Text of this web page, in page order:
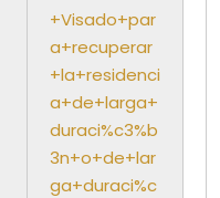
+Visado+par
a+recuperar
+la+residenci
a+de+larga+
duraci%c3%b
3n+o+de+lar
ga+duraci%c